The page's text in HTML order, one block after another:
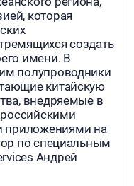
которая
создать
имени. В
полупроводники
китайскую
внедряемые в
приложениями на
по специальным
Андрей